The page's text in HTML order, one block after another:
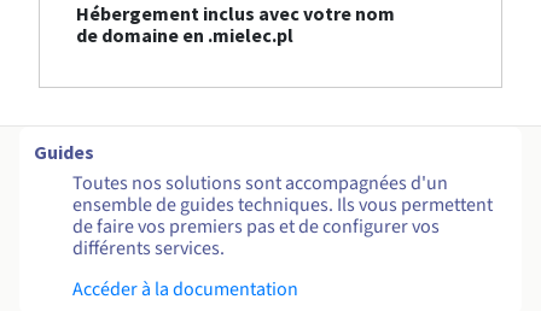
Hébergement inclus avec votre nom
de domaine en .mielec.pl
Guides
Toutes nos solutions sont accompagnées d'un
ensemble de guides techniques. Ils vous permettent
de faire vos premiers pas et de configurer vos
différents services.
Accéder à la documentation